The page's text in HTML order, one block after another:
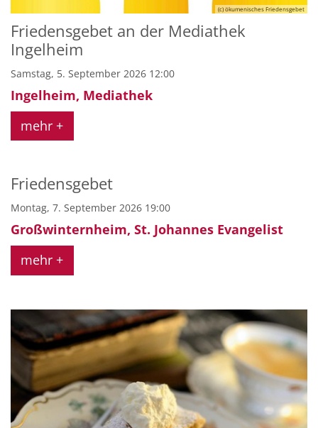
(c) ökumenisches Friedensgebet
Friedensgebet an der Mediathek
Ingelheim
Samstag, 5. September 2026 12:00
Ingelheim, Mediathek
mehr +
Friedensgebet
Montag, 7. September 2026 19:00
Großwinternheim, St. Johannes Evangelist
mehr +